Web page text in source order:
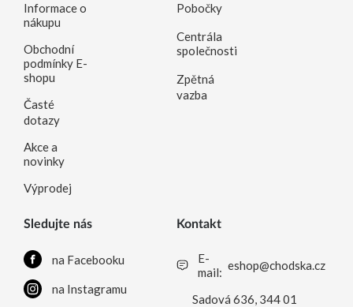
Informace o
nákupu
Obchodní
podmínky E-
shopu
Časté
dotazy
Akce a
novinky
Výprodej
Pobočky
Centrála
společnosti
Zpětná
vazba
Sledujte nás
na Facebooku
na Instagramu
Kontakt
E-
mail: eshop@chodska.cz
Sadová 636, 344 01